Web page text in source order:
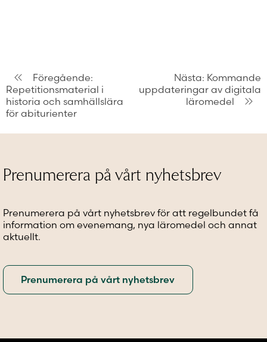
Inläggsnavigering
Föregående:
Repetitionsmaterial i
historia och samhällslära
för abiturienter
Nästa: Kommande
uppdateringar av digitala
läromedel
Prenumerera på vårt nyhetsbrev
Prenumerera på vårt nyhetsbrev för att regelbundet få
information om evenemang, nya läromedel och annat
aktuellt.